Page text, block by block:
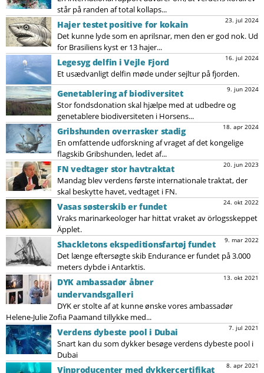
står på randen af total kollaps...
23. jul 2024
Hajer testet positive for kokain
Det kunne lyde som en aprilsnar, men den er god nok. Ud
for Brasiliens kyst er 13 hajer...
16. jul 2024
Legesyg delfin i Vejle Fjord
Et usædvanligt delfin møde under sejltur på fjorden.
9. jun 2024
Genetablering af biodiversitet
Stor fondsdonation skal hjælpe med at udbedre og
genetablere biodiversiteten i Horsens...
18. apr 2024
Gribshunden overrasker stadig
En omfattende udforskning af vraget af det kongelige
flagskib Gribshunden, ledet af...
20. jun 2023
FN vedtager stor havtraktat
Mandag blev verdens første internationale traktat, der
skal beskytte havet, vedtaget i FN.
24. okt 2022
Vasas søsterskib er fundet
Vraks marinarkeologer har hittat vraket av örlogsskeppet
Äpplet.
9. mar 2022
Shackletons ekspeditionsfartøj fundet
Det længe eftersøgte skib Endurance er fundet på 3.000
meters dybde i Antarktis.
13. okt 2021
DYK ambassadør åbner
undervandsgalleri
DYK er stolte af at kunne ønske vores ambassadør
Helene-Julie Zofia Paamand tillykke med...
7. jul 2021
Verdens dybeste pool i Dubai
Snart kan du som dykker besøge verdens dybeste pool i
Dubai
8. apr 2021
Vinproducenter med dykkercertifikat